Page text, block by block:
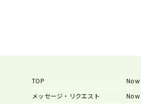
TOP
メッセージ・リクエスト
Now